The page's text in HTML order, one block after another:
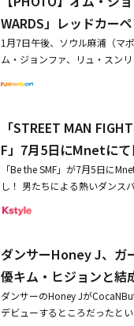
を披露するために、ショーの
リートダンスパフォーマンス
Harimuなどが、K-ダンサーの
く海外でも大ブレイクしたダン
フォーマンスを披露して、全
して活躍しながら、番組をリ
いK-ダンスパフォーマンスま
ガスで華麗に幕を開ける。有
し、爆発的なエネルギーと情
すと期待され、ダンスと旅行
「Fly to the Dance」「
など、話題の番組を演出した
地位を引き上げる予定だ。グ
広げられる「DNAcers」は、2
つ配信される。
WARDS」レッドカー
1月7日午後、ソウル麻浦（マ
ム・ジョンファ、リュ・スン
監督らが出席した。・2PM ジ
MAMA」で2冠を達成
「STREET MAN
F」7月5日にMnetに
「Be the SMF」が7月5日に
し！ 男たちによる熱いダンス
戦予想やバトルの見どころを
s」にて大衆評価に進んだ男性
加の切符をつかむ8名は一体誰
7月5日（火）22:00～日韓同
ダニエル、Aiki、Honey J、
22年 Mnet / 180分（予定） /
ダンサーHoney J、ガ
優キム・ヒジョンと結
ダンサーのHoney Jが
デビューするところだったと